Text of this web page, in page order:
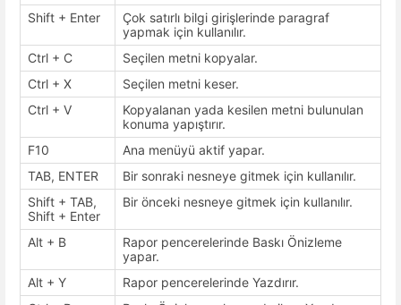
Shift + Enter
Çok satırlı bilgi girişlerinde paragraf
yapmak için kullanılır.
Ctrl + C
Seçilen metni kopyalar.
Ctrl + X
Seçilen metni keser.
Ctrl + V
Kopyalanan yada kesilen metni bulunulan
konuma yapıştırır.
F10
Ana menüyü aktif yapar.
TAB, ENTER
Bir sonraki nesneye gitmek için kullanılır.
Shift + TAB,
Shift + Enter
Bir önceki nesneye gitmek için kullanılır.
Alt + B
Rapor pencerelerinde Baskı Önizleme
yapar.
Alt + Y
Rapor pencerelerinde Yazdırır.